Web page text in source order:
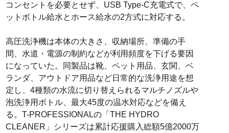
コンセントを必要とせず、USB Type-C充電式で、ペ
ットボトル給水とホース給水の2方式に対応する。
高圧洗浄機は本体の大きさ、収納場所、準備の手
間、水道・電源の制約などが利用頻度を下げる要因
になっていた。同製品は靴、ペット用品、玄関、ベ
ランダ、アウトドア用品など日常的な洗浄用途を想
定し、4種類の水流に切り替えられるマルチノズルや
泡洗浄用ボトル、最大45度の温水対応などを備え
る。T-PROFESSIONALの「THE HYDRO
CLEANER」シリーズは累計応援購入総額5億2000万